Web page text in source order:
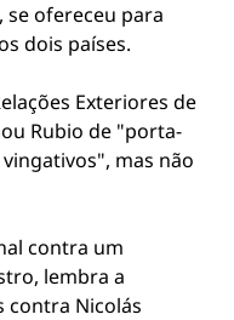
se ofereceu para
dois países.
Exteriores de
Rubio de "porta-
mas não
contra um
lembra a
contra Nicolás